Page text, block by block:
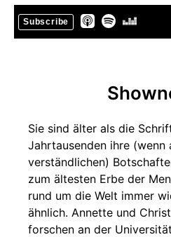
Subscribe
Sie sind älter als die
Jahrtausenden ihre
verständlichen)
zum ältesten Erbe der
rund um die Welt immer
ähnlich. Annette und
forschen an der